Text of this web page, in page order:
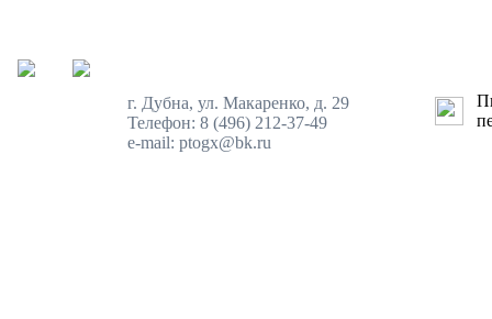
г. Дубна, ул. Макаренко, д. 29
Телефон: 8 (496) 212-37-49
e-mail: ptogx@bk.ru